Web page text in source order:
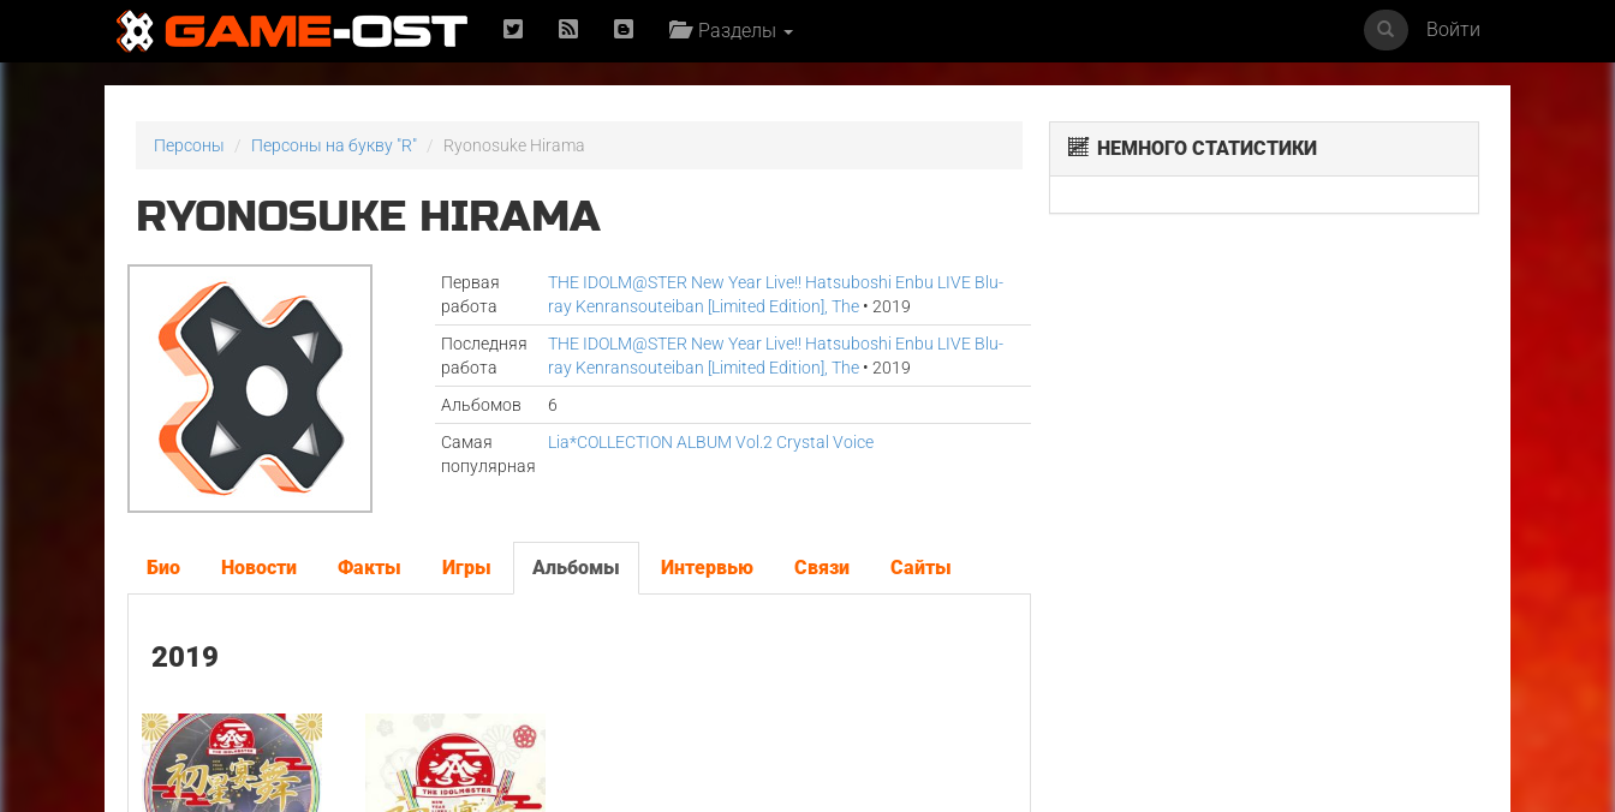
Разделы Войти
Персоны Персоны на букву "R" Ryonosuke Hirama
RYONOSUKE HIRAMA
Первая
работа
THE IDOLM@STER New Year Live!! Hatsuboshi Enbu LIVE Blu-
ray Kenransouteiban [Limited Edition], The• 2019
Последняя
работа
THE IDOLM@STER New Year Live!! Hatsuboshi Enbu LIVE Blu-
ray Kenransouteiban [Limited Edition], The• 2019
Альбомов
6
Самая
популярная
Lia*COLLECTION ALBUM Vol.2 Crystal Voice
Био Новости Факты Игры Альбомы Интервью Связи Сайты
2019
НЕМНОГО СТАТИСТИКИ